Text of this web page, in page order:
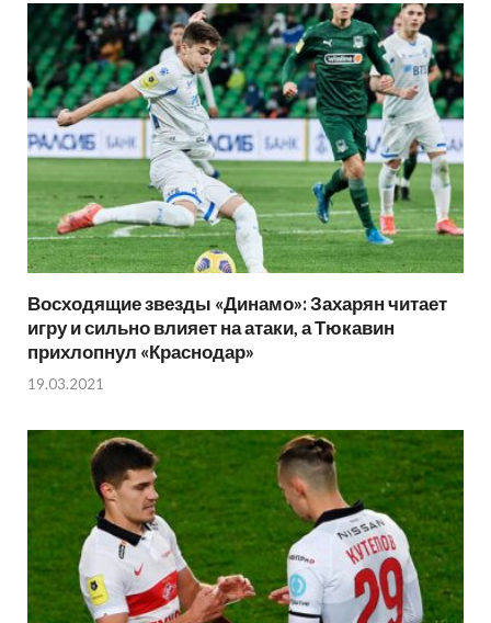
Восходящие звезды «Динамо»: Захарян читает
игру и сильно влияет на атаки, а Тюкавин
прихлопнул «Краснодар»
19.03.2021